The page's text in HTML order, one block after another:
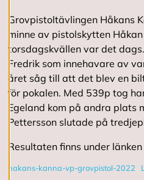
dina
cookiepreferenser
och kan ändra dem
när som helst. Läs
mer om våra
cookies.
R
d
i
g
Grovpistoltävlingen Håkans
minne av pistolskytten
torsdagskvällen var det
Fredrik som innehavare av
året såg till att det blev en
för pokalen. Med 539p tog
Egeland kom på andra plats
Pettersson slutade på
Resultaten finns under
hakans-kanna-vp-grovpistol-2022